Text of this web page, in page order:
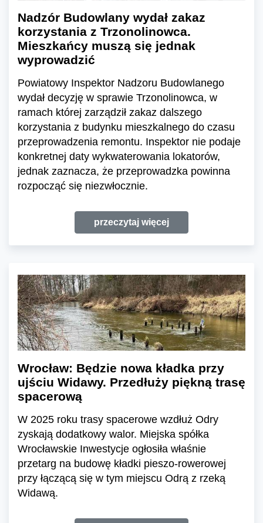
Nadzór Budowlany wydał zakaz
korzystania z Trzonolinowca.
Mieszkańcy muszą się jednak
wyprowadzić
Powiatowy Inspektor Nadzoru Budowlanego
wydał decyzję w sprawie Trzonolinowca, w
ramach której zarządził zakaz dalszego
korzystania z budynku mieszkalnego do czasu
przeprowadzenia remontu. Inspektor nie podaje
konkretnej daty wykwaterowania lokatorów,
jednak zaznacza, że przeprowadzka powinna
rozpocząć się niezwłocznie.
przeczytaj więcej
Wrocław: Będzie nowa kładka przy
ujściu Widawy. Przedłuży piękną trasę
spacerową
W 2025 roku trasy spacerowe wzdłuż Odry
zyskają dodatkowy walor. Miejska spółka
Wrocławskie Inwestycje ogłosiła właśnie
przetarg na budowę kładki pieszo-rowerowej
przy łączącą się w tym miejscu Odrą z rzeką
Widawą.